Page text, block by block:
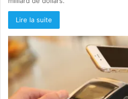
Lire la suite